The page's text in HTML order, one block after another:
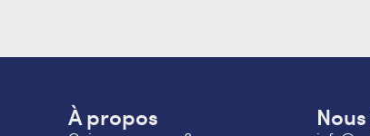
À propos